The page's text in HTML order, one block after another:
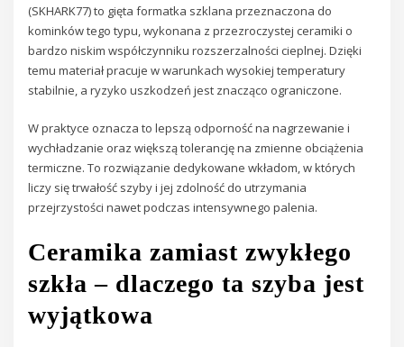
(SKHARK77) to gięta formatka szklana przeznaczona do
kominków tego typu, wykonana z przezroczystej ceramiki o
bardzo niskim współczynniku rozszerzalności cieplnej. Dzięki
temu materiał pracuje w warunkach wysokiej temperatury
stabilnie, a ryzyko uszkodzeń jest znacząco ograniczone.
W praktyce oznacza to lepszą odporność na nagrzewanie i
wychładzanie oraz większą tolerancję na zmienne obciążenia
termiczne. To rozwiązanie dedykowane wkładom, w których
liczy się trwałość szyby i jej zdolność do utrzymania
przejrzystości nawet podczas intensywnego palenia.
Ceramika zamiast zwykłego
szkła – dlaczego ta szyba jest
wyjątkowa